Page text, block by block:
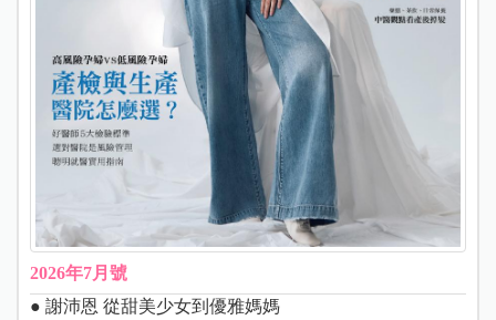
2026年7月號
● 謝沛恩 從甜美少女到優雅媽媽